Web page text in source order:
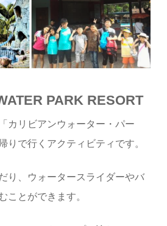
PARK RESORT
カリビアンウォーター・パー
りで行くアクティビティです。
り、ウォータースライダーやバ
ことができます。